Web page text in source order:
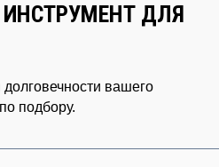
ДЛЯ
вашего
подбору.